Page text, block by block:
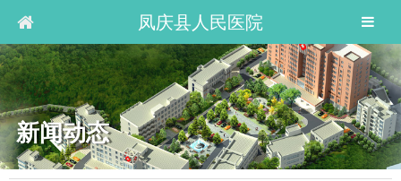
凤庆县人民医院
新闻动态